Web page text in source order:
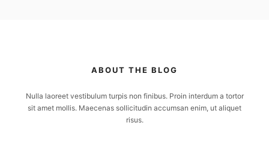
ABOUT THE BLOG
Nulla laoreet vestibulum turpis non finibus. Proin interdum a tortor
sit amet mollis. Maecenas sollicitudin accumsan enim, ut aliquet
risus.